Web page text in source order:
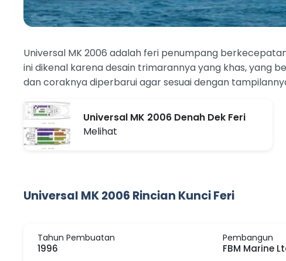
Universal MK 2006 adalah feri penumpang
ini dikenal karena desain trimarannya yang khas, yang
dan coraknya diperbarui agar sesuai dengan
Universal MK 2006 Denah Dek Feri
Melihat
Universal MK 2006 Rincian Kunci Feri
Tahun Pembuatan
1996
Pembangun
FBM Marine